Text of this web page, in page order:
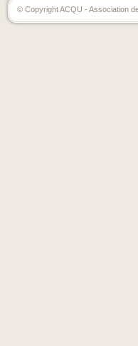
© Copyright ACQU - Association